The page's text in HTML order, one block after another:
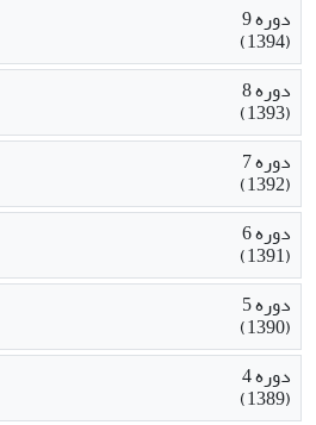
دوره 9
(1394)
دوره 8
(1393)
دوره 7
(1392)
دوره 6
(1391)
دوره 5
(1390)
دوره 4
(1389)